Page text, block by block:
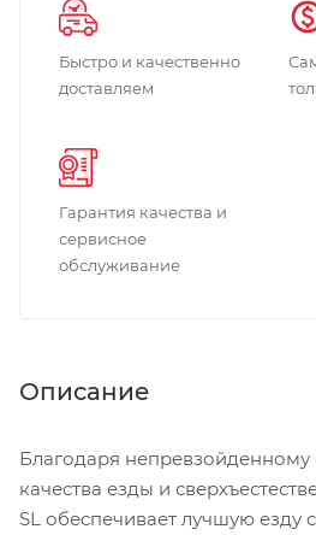
Быстро и качественно
доставляем
Гарантия качества и
сервисное
обслуживание
Описание
Благодаря непревзойденному
качества езды и
SL обеспечивает лучшую езду